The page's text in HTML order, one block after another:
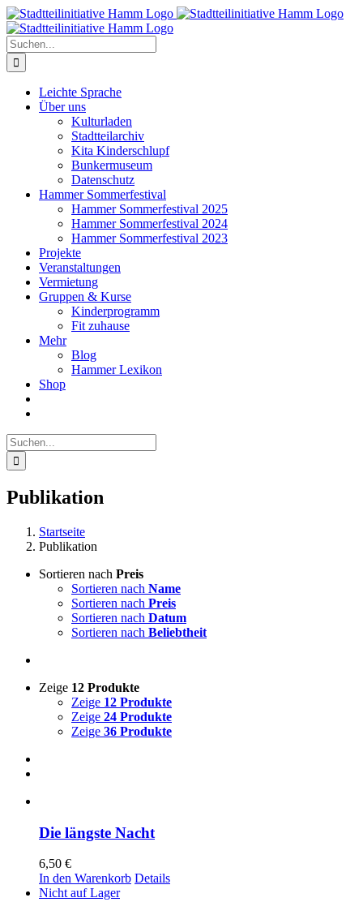
Zum
Inhalt
springen
Suche
nach:
Leichte Sprache
Über uns
Kulturladen
Stadtteilarchiv
Kita Kinderschlupf
Bunkermuseum
Datenschutz
Hammer Sommerfestival
Hammer Sommerfestival 2025
Hammer Sommerfestival 2024
Hammer Sommerfestival 2023
Projekte
Veranstaltungen
Vermietung
Gruppen & Kurse
Kinderprogramm
Fit zuhause
Mehr
Blog
Hammer Lexikon
Shop
Suche
nach:
Publikation
Startseite
Publikation
Sortieren nach Preis
Sortieren nach Name
Sortieren nach Preis
Sortieren nach Datum
Sortieren nach Beliebtheit
Zeige 12 Produkte
Zeige 12 Produkte
Zeige 24 Produkte
Zeige 36 Produkte
Die längste Nacht
6,50 €
In den Warenkorb Details
Nicht auf Lager